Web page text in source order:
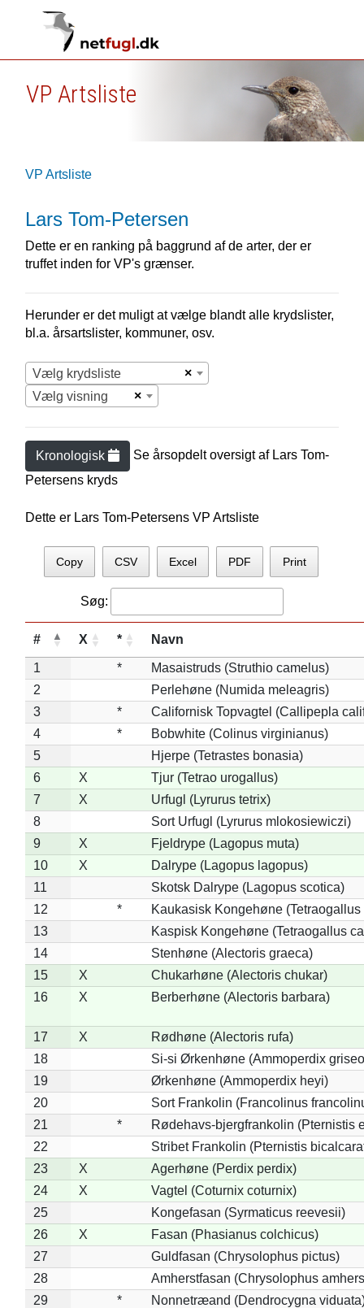
VP Artsliste
VP Artsliste
Lars Tom-Petersen
Dette er en ranking på baggrund af de arter, der er
truffet inden for VP's grænser.
Herunder er det muligt at vælge blandt alle krydslister,
bl.a. årsartslister, kommuner, osv.
×
Vælg krydsliste
×
Vælg visning
Kronologisk Se årsopdelt oversigt af Lars Tom-
Petersens kryds
Dette er Lars Tom-Petersens VP Artsliste
Copy CSV Excel PDF Print
Søg:
# X * Navn
1 *
Masaistruds (Struthio camelus)
2
Perlehøne (Numida meleagris)
3
*
Californisk Topvagtel (Callipepla
4
*
Bobwhite (Colinus virginianus)
5
Hjerpe (Tetrastes bonasia)
6
X
Tjur (Tetrao urogallus)
7
X
Urfugl (Lyrurus tetrix)
8
Sort Urfugl (Lyrurus mlokosiewiczi)
9
X
Fjeldrype (Lagopus muta)
10
X
Dalrype (Lagopus lagopus)
11
Skotsk Dalrype (Lagopus scotica)
12
*
Kaukasisk Kongehøne
13
Kaspisk Kongehøne (Tetraogallus
14
Stenhøne (Alectoris graeca)
15
X
Chukarhøne (Alectoris chukar)
16
X Berberhøne (Alectoris barbara)
17 X
Rødhøne (Alectoris rufa)
18
Si-si Ørkenhøne (Ammoperdix
19
Ørkenhøne (Ammoperdix heyi)
20
Sort Frankolin (Francolinus
21
*
Rødehavs-bjergfrankolin (Pternistis
22
Stribet Frankolin (Pternistis
23
X
Agerhøne (Perdix perdix)
24
X
Vagtel (Coturnix coturnix)
25
Kongefasan (Syrmaticus reevesii)
26
X
Fasan (Phasianus colchicus)
27
Guldfasan (Chrysolophus pictus)
28
Amherstfasan (Chrysolophus
29
*
Nonnetræand (Dendrocygna